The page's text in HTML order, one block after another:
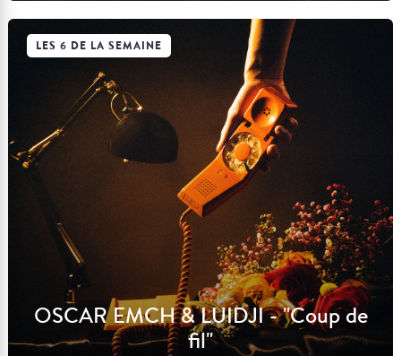
Lire l'article
OSCAR EMCH & LUIDJI - "Coup de
fil"
LES 6 DE LA SEMAINE